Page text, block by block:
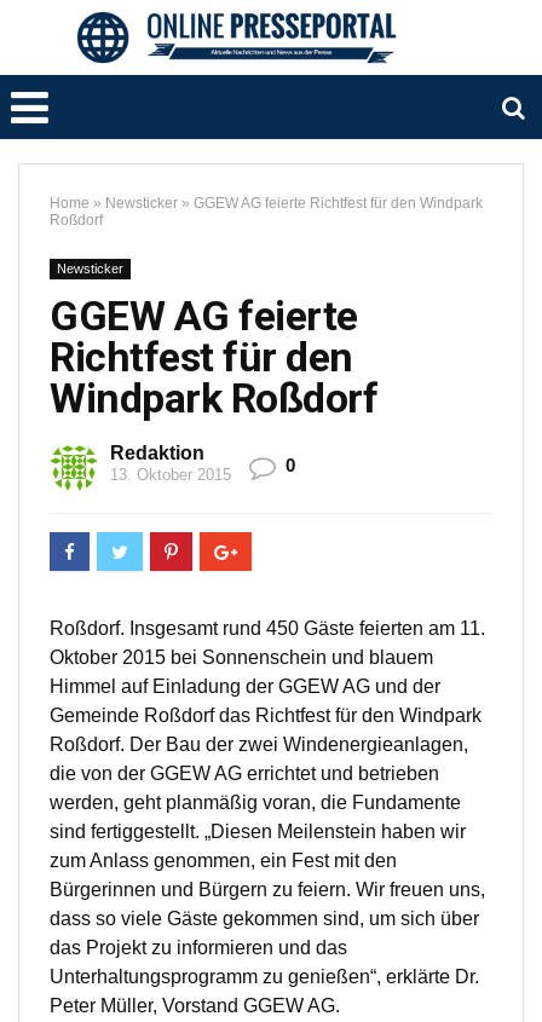
Home » Newsticker » GGEW AG feierte Richtfest für den Windpark
Roßdorf
Newsticker
GGEW AG feierte
Richtfest für den
Windpark Roßdorf
Redaktion
13. Oktober 2015 0
Roßdorf. Insgesamt rund 450 Gäste feierten am 11.
Oktober 2015 bei Sonnenschein und blauem
Himmel auf Einladung der GGEW AG und der
Gemeinde Roßdorf das Richtfest für den Windpark
Roßdorf. Der Bau der zwei Windenergieanlagen,
die von der GGEW AG errichtet und betrieben
werden, geht planmäßig voran, die Fundamente
sind fertiggestellt. „Diesen Meilenstein haben wir
zum Anlass genommen, ein Fest mit den
Bürgerinnen und Bürgern zu feiern. Wir freuen uns,
dass so viele Gäste gekommen sind, um sich über
das Projekt zu informieren und das
Unterhaltungsprogramm zu genießen“, erklärte Dr.
Peter Müller, Vorstand GGEW AG.